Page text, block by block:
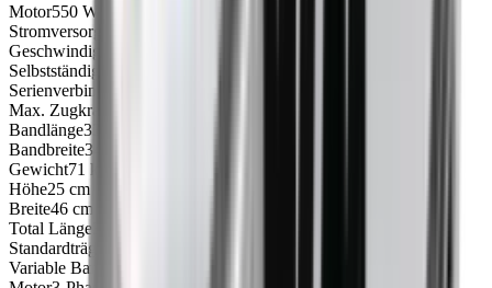
Motor550 W
Stromversorgungsspannung
Geschwindigkeit (cm/s)
Selbstständig arbeiten
Serienverbindung
Max. Zugkraft
Bandlänge330 cm
Bandbreite34 cm
Gewicht71 kg
Höhe25 cm
Breite46 cm
Total Länge
Standardträger am Band
Variable Bandgeschwindigkeit